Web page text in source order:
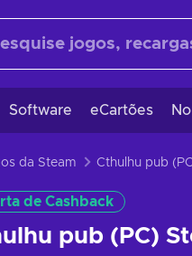
Software eCartões
da Steam
de Cashback
pub (PC)